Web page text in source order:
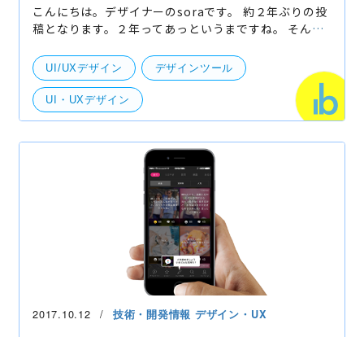
こんにちは。デザイナーのsoraです。 約２年ぶりの投
稿となります。２年ってあっというまですね。 そんな
IT業界ですが、 ブレイブの制作現場も例に漏れず合理
性を
UI/UXデザイン デザインツール
UI・UXデザイン
2017.10.12 技術・開発情報 デザイン・UX